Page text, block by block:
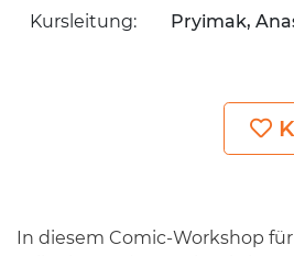
Kursleitung: Pryimak,
In diesem Comic-Workshop